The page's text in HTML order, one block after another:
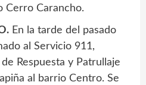
Cerro Carancho.
En la tarde del pasado
al Servicio 911,
Respuesta y Patrullaje
al barrio Centro. Se